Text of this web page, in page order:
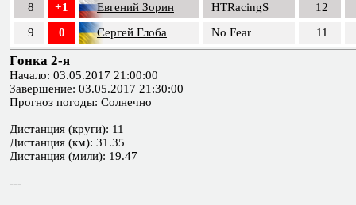
8
+1 Евгений Зорин HTRacingS
12
9
0 Сергей Глоба No Fear 11
Гонка 2-я
Начало: 03.05.2017 21:00:00
Завершение: 03.05.2017 21:30:00
Прогноз погоды: Солнечно
Дистанция (круги): 11
Дистанция (км): 31.35
Дистанция (мили): 19.47
---